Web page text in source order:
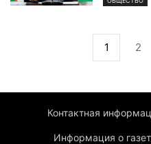
1 2
Контактная
Информация о